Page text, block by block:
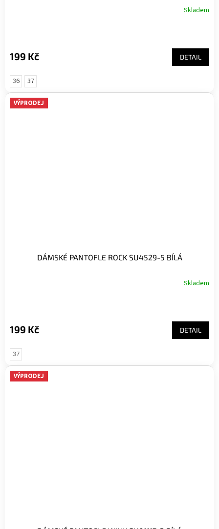
Skladem
199 Kč DETAIL
36 37
VÝPRODEJ
DÁMSKÉ PANTOFLE ROCK SU4529-5 BÍLÁ
Skladem
199 Kč DETAIL
37
VÝPRODEJ